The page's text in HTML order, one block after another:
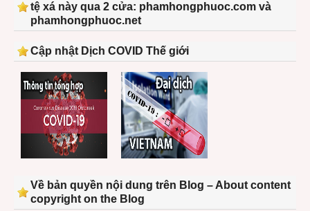
tệ xá này qua 2 cửa: phamhongphuoc.com và
phamhongphuoc.net
Cập nhật Dịch COVID Thế giới
Về bản quyền nội dung trên Blog – About content
copyright on the Blog